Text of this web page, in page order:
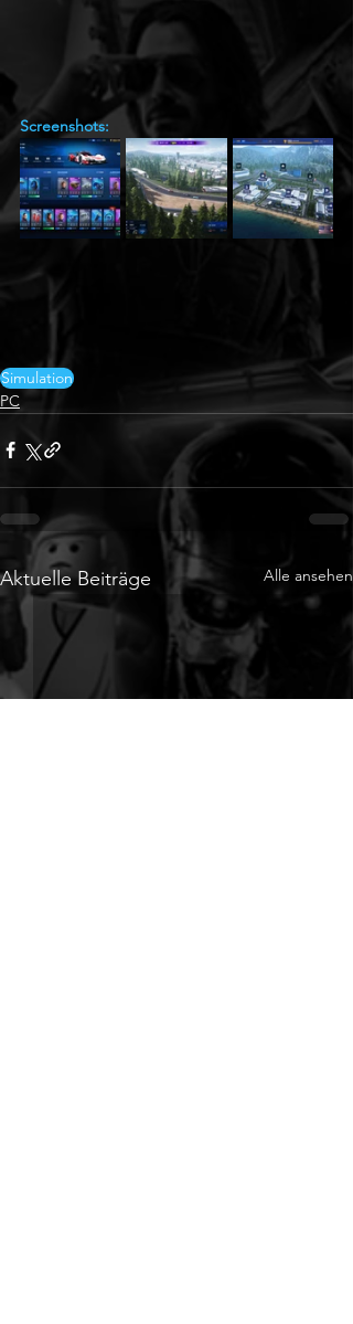
Screenshots:
Simulation
PC
Aktuelle Beiträge Alle ansehen